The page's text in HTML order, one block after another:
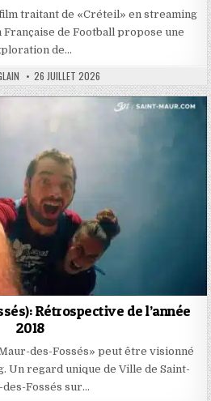
traitant de «Créteil» en streaming
de Football propose une
de…
PUBLISHED
DATE:
26 JUILLET 2026
Rétrospective de l’année
2018
des-Fossés» peut être visionné
Un regard unique de Ville de Saint-
Fossés sur…